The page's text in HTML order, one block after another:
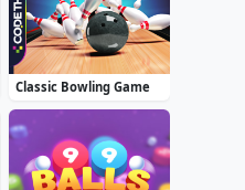
Treasure Seeker
Classic Bowling Game